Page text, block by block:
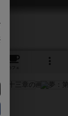
カフェ